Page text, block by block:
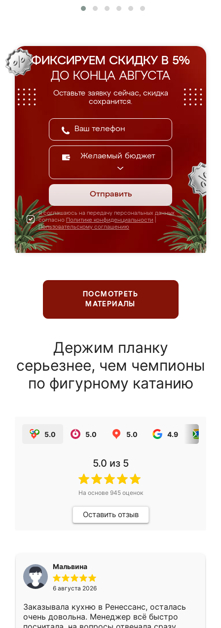
ФИКСИРУЕМ СКИДКУ В 5%
ДО КОНЦА АВГУСТА
Оставьте заявку сейчас, скидка
сохранится.
Желаемый бюджет
Отправить
Я соглашаюсь на передачу персональных данных
согласно Политике конфиденциальности
Пользовательскому соглашению
ПОСМОТРЕТЬ
МАТЕРИАЛЫ
Держим планку
серьезнее, чем чемпионы
по фигурному катанию
5.0 5.0 5.0 4.9
5.0 из 5
На основе 945оценок
Оставить отзыв
Мальвина
6 августа 2026
Заказывала кухню в Ренессанс, осталась
очень довольна. Менеджер всё быстро